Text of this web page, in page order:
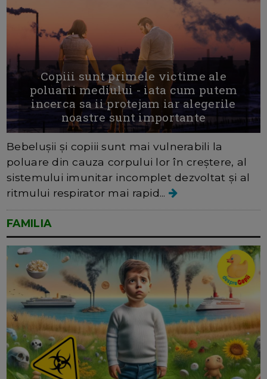
Copiii sunt primele victime ale
poluarii mediului - iata cum putem
incerca sa ii protejam iar alegerile
noastre sunt importante
Bebelușii și copiii sunt mai vulnerabili la
poluare din cauza corpului lor în creștere, al
sistemului imunitar incomplet dezvoltat și al
ritmului respirator mai rapid...
FAMILIA